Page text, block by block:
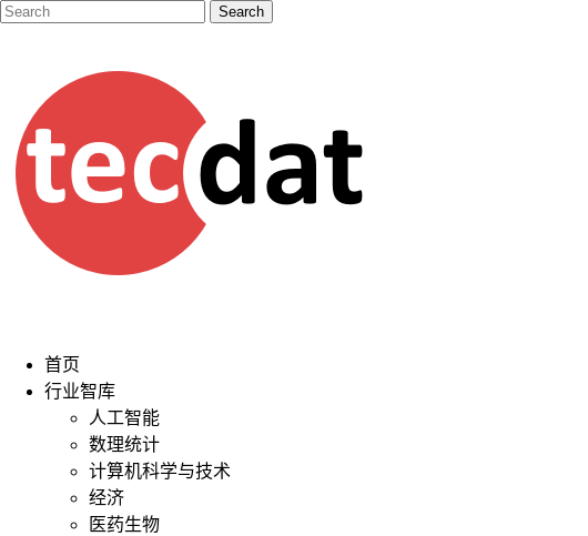
首页
行业智库
人工智能
数理统计
计算机科学与技术
经济
医药生物